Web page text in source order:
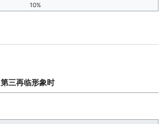
10%
第三再临形象时